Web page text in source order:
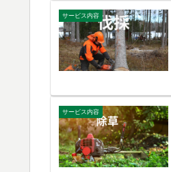
サービス内容
サービス内容